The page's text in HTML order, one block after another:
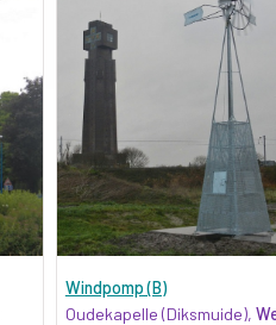
Windpomp (B)
Oudekapelle (Diksmuide),